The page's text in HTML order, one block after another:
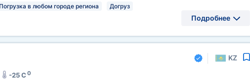
Погрузка в любом городе региона Догруз
Подробнее
KZ
-25 C0